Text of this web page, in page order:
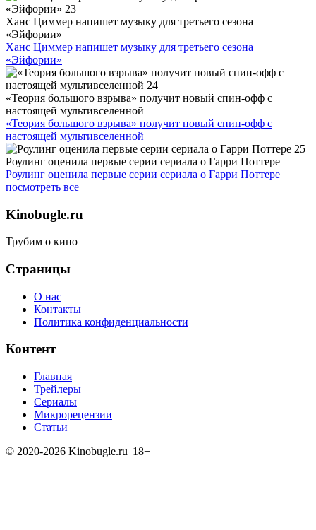
Ханс Циммер напишет музыку для третьего сезона
«Эйфории»
Ханс Циммер напишет музыку для третьего сезона
«Эйфории»
«Теория большого взрыва» получит новый спин-офф с
настоящей мультивселенной
«Теория большого взрыва» получит новый спин-офф с
настоящей мультивселенной
Роулинг оценила первые серии сериала о Гарри Поттере
Роулинг оценила первые серии сериала о Гарри Поттере
посмотреть все
Kinobugle.ru
Трубим о кино
Страницы
О нас
Контакты
Политика конфиденциальности
Контент
Главная
Трейлеры
Сериалы
Микрорецензии
Статьи
© 2020-2026 Kinobugle.ru 18+